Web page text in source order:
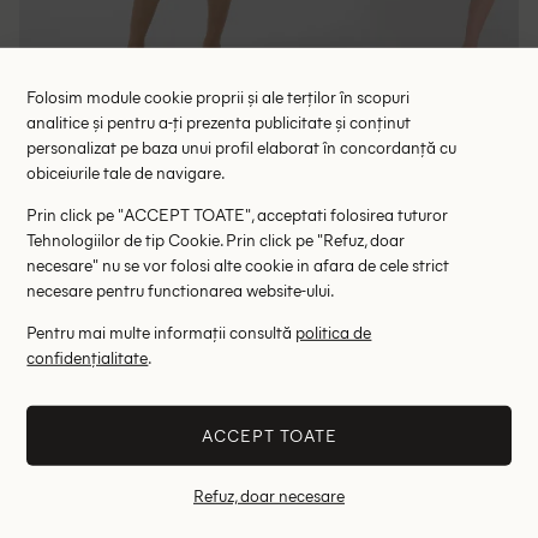
Rochie medie Cream, verde
134.00 lei 275.00 lei
RRP: 399.00 lei
XXL
Altii au fost interesati de
Folosim module cookie proprii și ale terților în scopuri
analitice și pentru a-ți prezenta publicitate și conținut
personalizat pe baza unui profil elaborat în concordanță cu
obiceiurile tale de navigare.
Prin click pe "ACCEPT TOATE", acceptati folosirea tuturor
Tehnologiilor de tip Cookie. Prin click pe "Refuz, doar
necesare" nu se vor folosi alte cookie in afara de cele strict
necesare pentru functionarea website-ului.
Pentru mai multe informații consultă politica de
confidențialitate.
ACCEPT TOATE
Refuz, doar necesare